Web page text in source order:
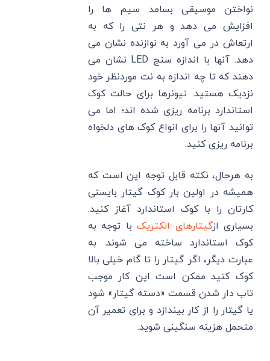
نواختن موسیقی بسامد سیم ها را
افزایش می دهد و هر نتی را که به
ارتعاش در می آورد به نوازنده نشان می
دهد. آنها با اندازه سنج LED نشان می
دهند که تا چه اندازه به نت موردنظر خود
نزدیک هستید. تیونرها برای حالت کوک
استاندارد برنامه ریزی شده اند؛ اما می
توانید آنها را برای انواع کوک های دلخواه
برنامه ریزی کنید.
به هرحال، نکته قابل توجه این است که
همیشه در اولین بار کوک گیتار بایستی
کارتان را با کوک استاندارد آغاز کنید.
بسیاری ازگیتارهای الکتریکبا توجه به
کوک استاندارد ساخته می شوند. به
عبارت دیگر، اگر گیتار را تا گام خیلی بالا
کوک کنید ممکن است این کار موجب
تاب دار شدن قسمت «دسته گیتار» شود
یا گیتار را از کار بیندازد و برای تعمیر آن
متحمل هزینه سنگینی شوید.